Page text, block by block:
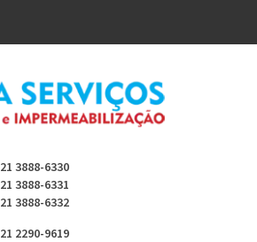
21 3888-6330
21 3888-6331
21 3888-6332
21 2290-9619